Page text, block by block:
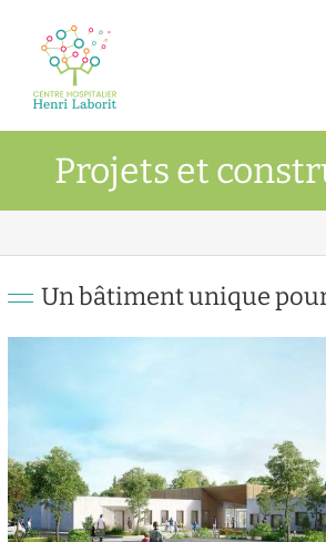
Projets et
Un bâtiment unique